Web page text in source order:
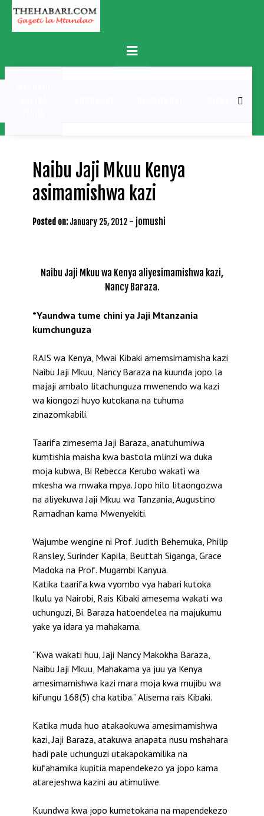
Skip
content
Primary
Menu
MICHEZO
Naibu Jaji Mkuu Kenya
asimamishwa kazi
Posted on: January 25, 2012 - jomushi
Naibu Jaji Mkuu wa Kenya aliyesimamishwa kazi,
Nancy Baraza.
*Yaundwa tume chini ya Jaji Mtanzania
kumchunguza
RAIS wa Kenya, Mwai Kibaki amemsimamisha kazi
Naibu Jaji Mkuu, Nancy Baraza na kuunda jopo la
majaji ambalo litachunguza mwenendo wa kazi
wa kiongozi huyo kutokana na tuhuma
zinazomkabili.
Taarifa zimesema Jaji Baraza, anatuhumiwa
kumtishia maisha kwa bastola mlinzi wa duka
moja kubwa, Bi Rebecca Kerubo wakati wa
mkesha wa mwaka mpya. Jopo hilo litaongozwa
na aliyekuwa Jaji Mkuu wa Tanzania, Augustino
Ramadhan kama Mwenyekiti.
Wajumbe wengine ni Prof. Judith Behemuka, Philip
Ransley, Surinder Kapila, Beuttah Siganga, Grace
Madoka na Prof. Mugambi Kanyua.
Katika taarifa kwa vyombo vya habari kutoka
Ikulu ya Nairobi, Rais Kibaki amesema wakati wa
uchunguzi, Bi. Baraza hatoendelea na majukumu
yake ya idara ya mahakama.
“Kwa wakati huu, Jaji Nancy Makokha Baraza,
Naibu Jaji Mkuu, Mahakama ya juu ya Kenya
amesimamishwa kazi mara moja kwa mujibu wa
kifungu 168(5) cha katiba.” Alisema rais Kibaki.
Katika muda huo atakaokuwa amesimamishwa
kazi, Jaji Baraza, atakuwa anapata nusu mshahara
hadi pale uchunguzi utakapokamilika na
kufahamika kupitia mapendekezo ya jopo kama
atarejeshwa kazini au atimuliwe.
Kuundwa kwa jopo kumetokana na mapendekezo